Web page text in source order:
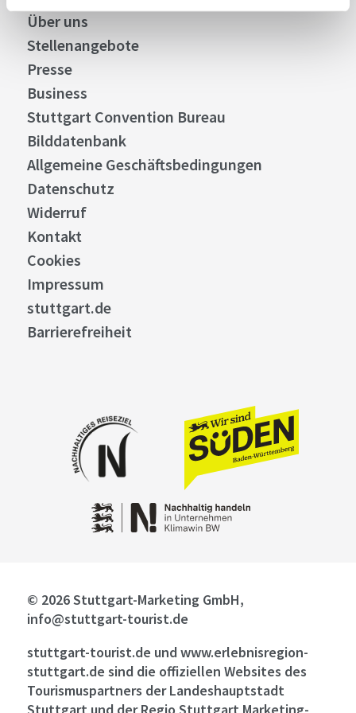
Über uns
Stellenangebote
Presse
Business
Stuttgart Convention Bureau
Bilddatenbank
Allgemeine Geschäftsbedingungen
Datenschutz
Widerruf
Kontakt
Cookies
Impressum
stuttgart.de
Barrierefreiheit
© 2026 Stuttgart-Marketing GmbH,
info@stuttgart-tourist.de
stuttgart-tourist.de und www.erlebnisregion-
stuttgart.de sind die offiziellen Websites des
Tourismuspartners der Landeshauptstadt